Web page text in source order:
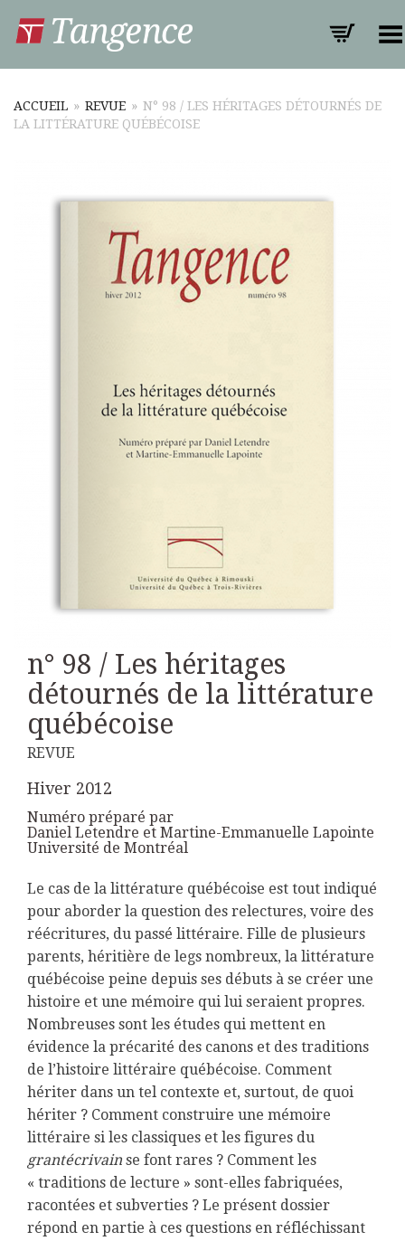
Toggle Menu
ACCUEIL » REVUE » N° 98 / LES HÉRITAGES DÉTOURNÉS DE
LA LITTÉRATURE QUÉBÉCOISE
n° 98 / Les héritages
détournés de la littérature
québécoise
REVUE
Hiver 2012
Numéro préparé par
Daniel Letendre et Martine-Emmanuelle Lapointe
Université de Montréal
Le cas de la littérature québécoise est tout indiqué
pour aborder la question des relectures, voire des
réécritures, du passé littéraire. Fille de plusieurs
parents, héritière de legs nombreux, la littérature
québécoise peine depuis ses débuts à se créer une
histoire et une mémoire qui lui seraient propres.
Nombreuses sont les études qui mettent en
évidence la précarité des canons et des traditions
de l’histoire littéraire québécoise. Comment
hériter dans un tel contexte et, surtout, de quoi
hériter ? Comment construire une mémoire
littéraire si les classiques et les figures du
grantécrivain se font rares ? Comment les
« traditions de lecture » sont-elles fabriquées,
racontées et subverties ? Le présent dossier
répond en partie à ces questions en réfléchissant